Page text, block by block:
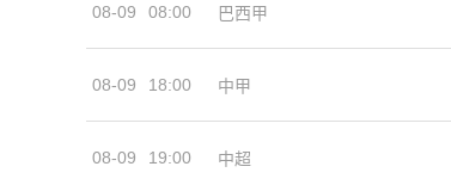
08-09 08:00 巴西甲
08-09 18:00 中甲
08-09 19:00 中超